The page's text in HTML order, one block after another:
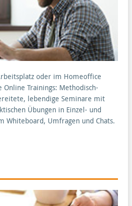
oder im Homeoffice
Trainings: Methodisch-
lebendige Seminare mit
Übungen in Einzel- und
Whiteboard, Umfragen und Chats.